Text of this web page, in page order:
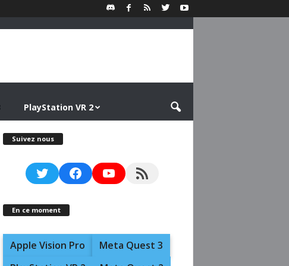
PlayStation VR 2
Suivez nous
TwitterFacebookYouTubeRSS Feed
En ce moment
Apple Vision Pro
Meta Quest 3